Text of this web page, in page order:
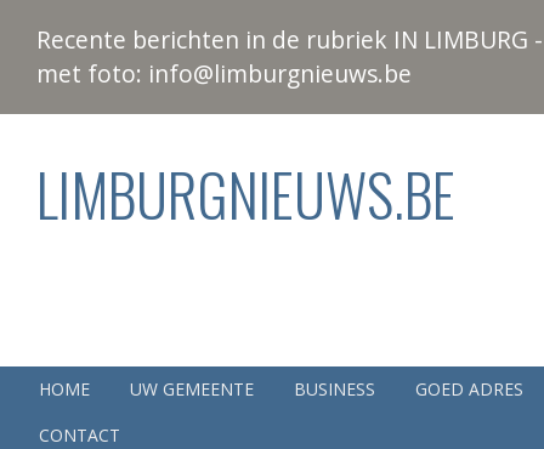
Recente berichten in de rubriek IN
met foto: info@limburgnieuws.be
LIMBURGNIEUWS.BE
HOME UW GEMEENTE BUSINESS
GOED ADRES
CONTACT